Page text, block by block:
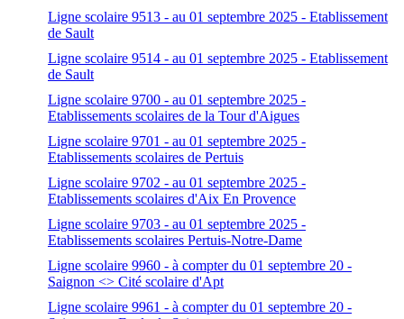
Ligne scolaire 9513 - au 01 septembre 2025 - Etablissement
de Sault
Ligne scolaire 9514 - au 01 septembre 2025 - Etablissement
de Sault
Ligne scolaire 9700 - au 01 septembre 2025 -
Etablissements scolaires de la Tour d'Aigues
Ligne scolaire 9701 - au 01 septembre 2025 -
Etablissements scolaires de Pertuis
Ligne scolaire 9702 - au 01 septembre 2025 -
Etablissements scolaires d'Aix En Provence
Ligne scolaire 9703 - au 01 septembre 2025 -
Etablissements scolaires Pertuis-Notre-Dame
Ligne scolaire 9960 - à compter du 01 septembre 20 -
Saignon <> Cité scolaire d'Apt
Ligne scolaire 9961 - à compter du 01 septembre 20 -